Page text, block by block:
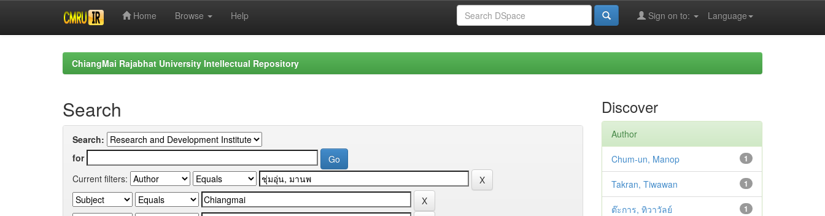
Home Browse Help Language
Sign on to:
ChiangMai Rajabhat University Intellectual Repository
Search
Search:
for
Current filters:
Discover
Author
1
Chum-un, Manop
1
Takran, Tiwawan
1
ต๊ะการ, ทิวาวัลย์